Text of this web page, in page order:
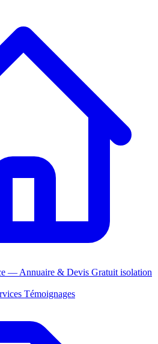
— Annuaire & Devis Gratuit isolation
Témoignages